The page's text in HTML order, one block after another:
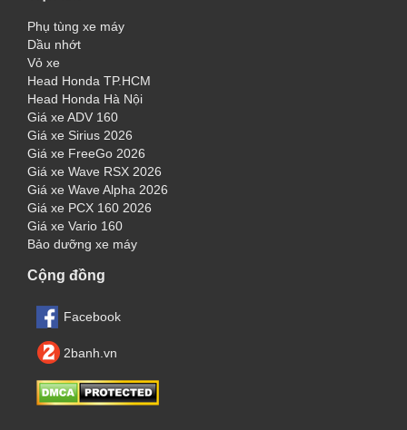
Phụ tùng xe máy
Dầu nhớt
Vỏ xe
Head Honda TP.HCM
Head Honda Hà Nội
Giá xe ADV 160
Giá xe Sirius 2026
Giá xe FreeGo 2026
Giá xe Wave RSX 2026
Giá xe Wave Alpha 2026
Giá xe PCX 160 2026
Giá xe Vario 160
Bảo dưỡng xe máy
Cộng đồng
Facebook
2banh.vn